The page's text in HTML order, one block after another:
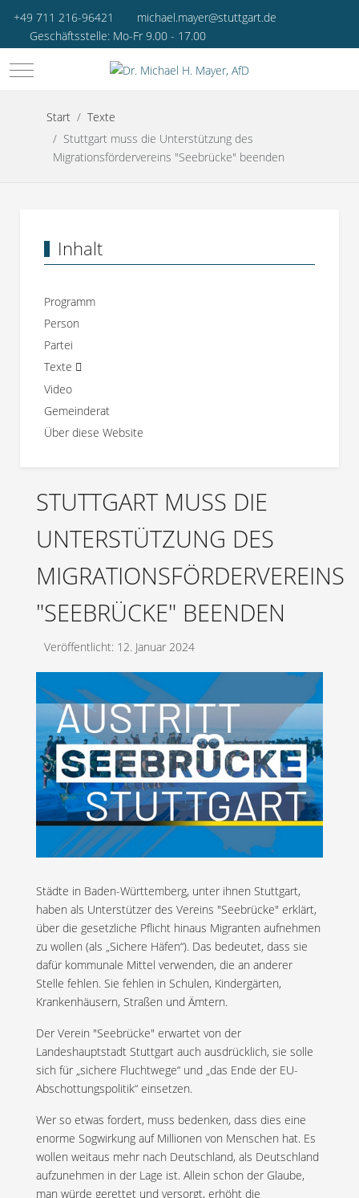
+49 711 216-96421
michael.mayer@stuttgart.de
Geschäftsstelle: Mo-Fr 9.00 - 17.00
Mobile Menu Toggle
Start
Texte
Stuttgart muss die Unterstützung des
Migrationsfördervereins "Seebrücke" beenden
Inhalt
Programm
Person
Partei
Texte
Video
Gemeinderat
Über diese Website
STUTTGART MUSS DIE
UNTERSTÜTZUNG DES
MIGRATIONSFÖRDERVEREINS
"SEEBRÜCKE" BEENDEN
Veröffentlicht: 12. Januar 2024
Städte in Baden-Württemberg, unter ihnen Stuttgart,
haben als Unterstützer des Vereins "Seebrücke" erklärt,
über die gesetzliche Pflicht hinaus Migranten aufnehmen
zu wollen (als „Sichere Häfen“). Das bedeutet, dass sie
dafür kommunale Mittel verwenden, die an anderer
Stelle fehlen. Sie fehlen in Schulen, Kindergärten,
Krankenhäusern, Straßen und Ämtern.
Der Verein "Seebrücke" erwartet von der
Landeshauptstadt Stuttgart auch ausdrücklich, sie solle
sich für „sichere Fluchtwege“ und „das Ende der EU-
Abschottungspolitik“ einsetzen.
Wer so etwas fordert, muss bedenken, dass dies eine
enorme Sogwirkung auf Millionen von Menschen hat. Es
wollen weitaus mehr nach Deutschland, als Deutschland
aufzunehmen in der Lage ist. Allein schon der Glaube,
man würde gerettet und versorgt, erhöht die